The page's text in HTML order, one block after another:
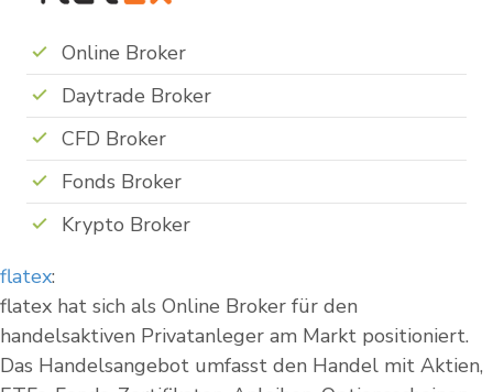
Online Broker
Daytrade Broker
CFD Broker
Fonds Broker
Krypto Broker
flatex:
flatex hat sich als Online Broker für den
handelsaktiven Privatanleger am Markt positioniert.
Das Handelsangebot umfasst den Handel mit Aktien,